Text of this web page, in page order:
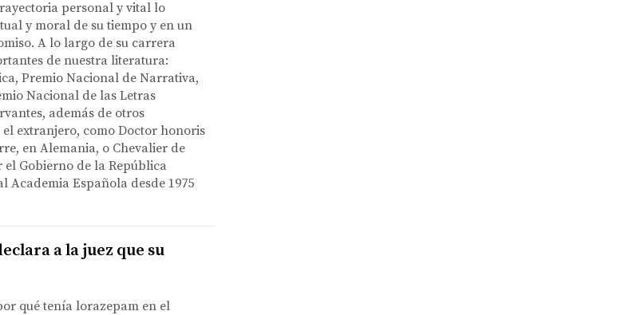
personal y vital lo
y moral de su tiempo y en un
A lo largo de su carrera
de nuestra literatura:
Premio Nacional de Narrativa,
Nacional de las Letras
además de otros
extranjero, como Doctor honoris
en Alemania, o Chevalier de
Gobierno de la República
Academia Española desde 1975
a la juez que su
qué tenía lorazepam en el